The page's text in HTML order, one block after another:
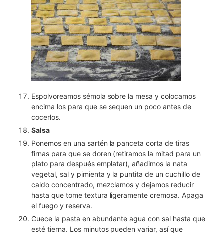
Espolvoreamos sémola sobre la mesa y colocamos
encima los para que se sequen un poco antes de
cocerlos.
Salsa
Ponemos en una sartén la panceta corta de tiras
firnas para que se doren (retiramos la mitad para un
plato para después emplatar), añadimos la nata
vegetal, sal y pimienta y la puntita de un cuchillo de
caldo concentrado, mezclamos y dejamos reducir
hasta que tome textura ligeramente cremosa. Apaga
el fuego y reserva.
Cuece la pasta en abundante agua con sal hasta que
esté tierna. Los minutos pueden variar, así que